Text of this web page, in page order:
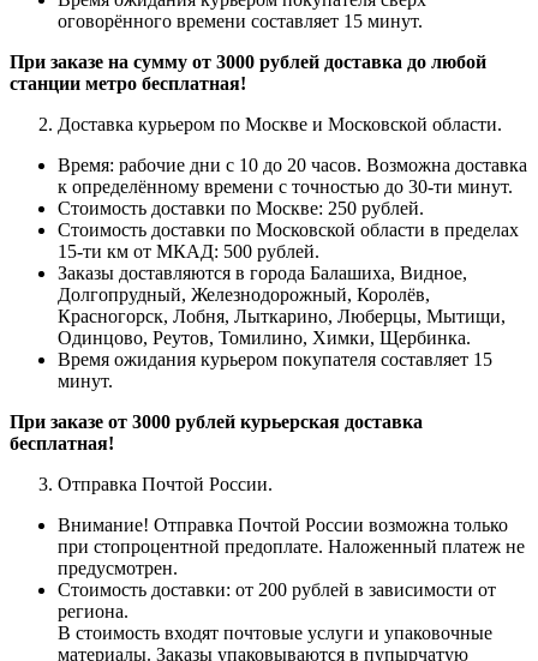
оговорённого времени составляет 15 минут.
При заказе на сумму от 3000 рублей доставка до любой
станции метро бесплатная!
Доставка курьером по Москве и Московской области.
Время: рабочие дни с 10 до 20 часов. Возможна доставка
к определённому времени с точностью до 30-ти минут.
Стоимость доставки по Москве: 250 рублей.
Стоимость доставки по Московской области в пределах
15-ти км от МКАД: 500 рублей.
Заказы доставляются в города Балашиха, Видное,
Долгопрудный, Железнодорожный, Королёв,
Красногорск, Лобня, Лыткарино, Люберцы, Мытищи,
Одинцово, Реутов, Томилино, Химки, Щербинка.
Время ожидания курьером покупателя составляет 15
минут.
При заказе от 3000 рублей курьерская доставка
бесплатная!
Отправка Почтой России.
Внимание! Отправка Почтой России возможна только
при стопроцентной предоплате. Наложенный платеж не
предусмотрен.
Стоимость доставки: от 200 рублей в зависимости от
региона.
В стоимость входят почтовые услуги и упаковочные
материалы. Заказы упаковываются в пупырчатую